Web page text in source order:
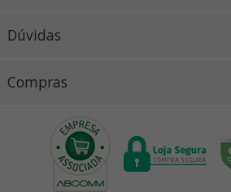
Dúvidas
Compras